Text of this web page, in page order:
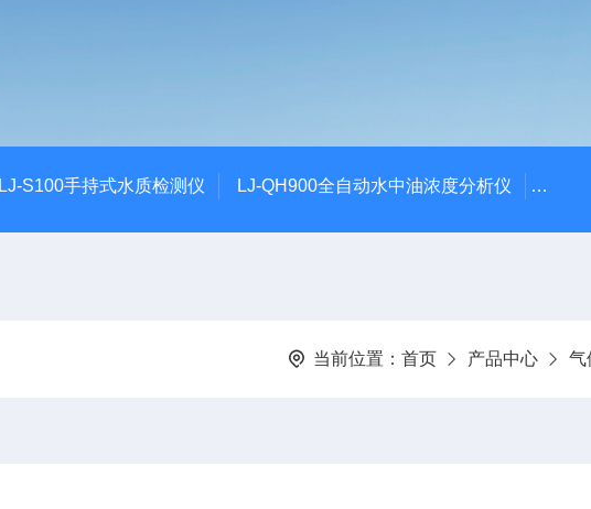
LJ-S100手持式水质检测仪 LJ-QH900全自动水中油浓度分析仪 LJ-
当前位置： 首页 产品中心 气